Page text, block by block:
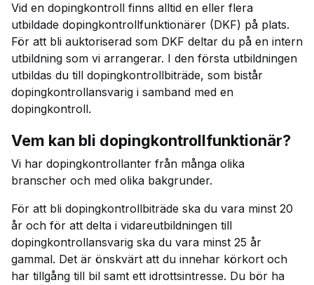
Vid en dopingkontroll finns alltid en eller flera
utbildade dopingkontrollfunktionärer (DKF) på plats.
För att bli auktoriserad som DKF deltar du på en intern
utbildning som vi arrangerar. I den första utbildningen
utbildas du till dopingkontrollbiträde, som bistår
dopingkontrollansvarig i samband med en
dopingkontroll.
Vem kan bli dopingkontrollfunktionär?
Vi har dopingkontrollanter från många olika
branscher och med olika bakgrunder.
För att bli dopingkontrollbiträde ska du vara minst 20
år och för att delta i vidareutbildningen till
dopingkontrollansvarig ska du vara minst 25 år
gammal. Det är önskvärt att du innehar körkort och
har tillgång till bil samt ett idrottsintresse. Du bör ha